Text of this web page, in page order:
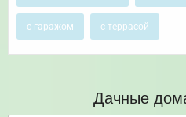
с гаражом с террасой
Дачные